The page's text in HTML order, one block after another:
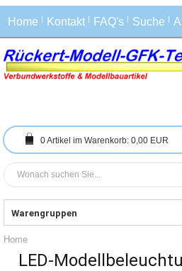
Home Kontakt FAQ's Suche
0Artikel im Warenkorb: 0,00 EUR
Warengruppen
Home
LED-